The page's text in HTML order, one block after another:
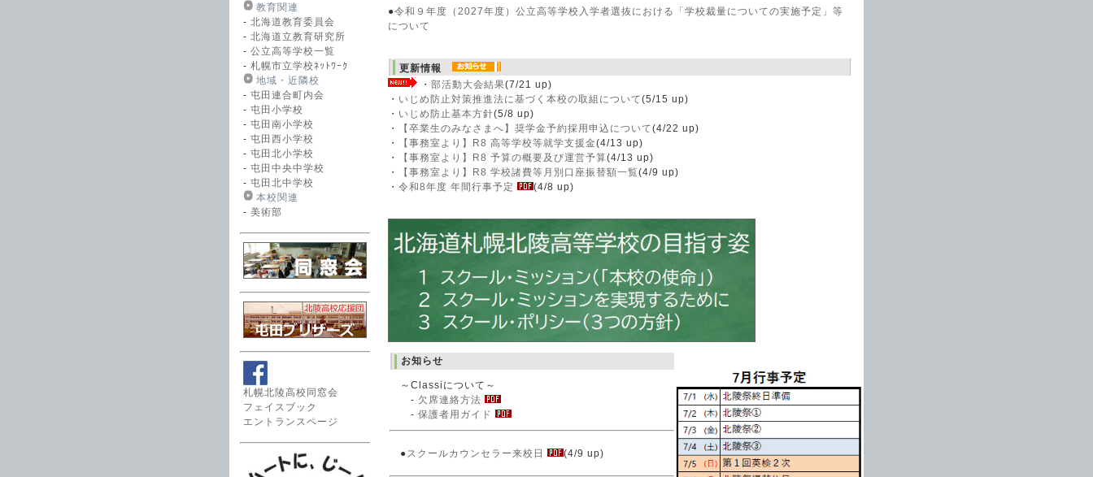
●令和９年度（2027年度）公立高等学校入学者選抜における「学校裁量についての実施予定」等
について
更新情報
・ 部活動大会結果(7/21 up)
・ いじめ防止対策推進法に基づく本校の取組について(5/15 up)
・ いじめ防止基本方針(5/8 up)
・
【卒業生のみなさまへ】奨学金予約採用申込について(4/22 up)
・
【事務室より】R8 高等学校等就学支援金(4/13 up)
・
【事務室より】R8 予算の概要及び運営予算(4/13 up)
・
【事務室より】R8 学校諸費等月別口座振替額一覧(4/9 up)
・ 令和8年度 年間行事予定 (4/8 up)
お知らせ
～Classiについて～
- 欠席連絡方法
- 保護者用ガイド
● スクールカウンセラー来校日 (4/9 up)
教育関連
- 北海道教育委員会
- 北海道立教育研究所
- 公立高等学校一覧
- 札幌市立学校ﾈｯﾄﾜｰｸ
地域・近隣校
- 屯田連合町内会
- 屯田小学校
- 屯田南小学校
- 屯田西小学校
- 屯田北小学校
- 屯田中央中学校
- 屯田北中学校
本校関連
- 美術部
札幌北陵高校同窓会
フェイスブック
エントランスページ